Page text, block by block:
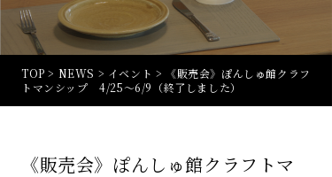
TOP > NEWS > イベント >
《販売会》ぽんしゅ館クラフ
トマンシップ 4/25～6/9（終了しました）
《販売会》ぽんしゅ館クラフトマ